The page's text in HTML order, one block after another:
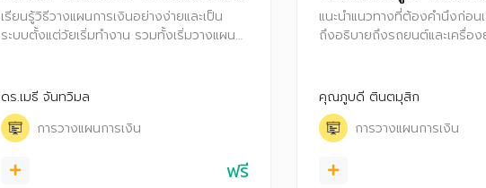
เรียนรู้วิธีวางแผนการเงินอย่างง่ายและเป็น
ระบบตั้งแต่วัยเริ่มทำงาน รวมทั้งเริ่มวางแผน
ดร.เมธี จันทวิมล
การวางแผนการเงิน
ฟรี
แนะนำแนวทางที่ต้องคำนึงก่อ
ถึงอธิบายถึงรถยนต์และเครื่อง
หนี้รถและการผ่อนรถอย่างไรให้
คุณภูบดี ตินตมุสิก
การวางแผนการเงิน